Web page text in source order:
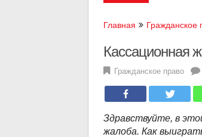
Главная Гражданское
Кассационная
Гражданское право
Здравствуйте, в
жалоба. Как